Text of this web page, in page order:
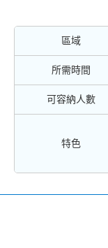
區域
所需時間
可容納人數
特色